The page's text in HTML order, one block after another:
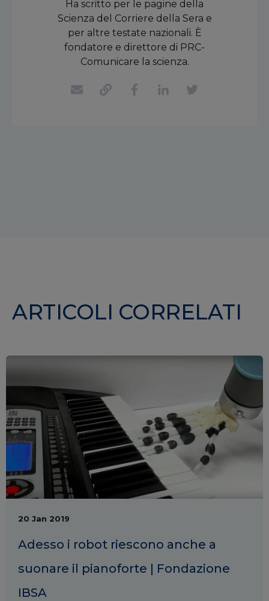
Ha scritto per le pagine della
Scienza del Corriere della Sera e
per altre testate nazionali. È
fondatore e direttore di PRC-
Comunicare la scienza.
ARTICOLI CORRELATI
20 Jan 2019
Adesso i robot riescono anche a
suonare il pianoforte | Fondazione
IBSA